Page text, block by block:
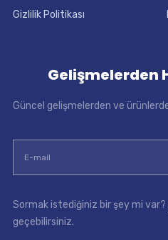
Gizlilik Politikası
Gelişmelerden
Güncel gelişmelerden ve
Sormak istediğiniz bir şey mi var?
geçebilirsiniz.